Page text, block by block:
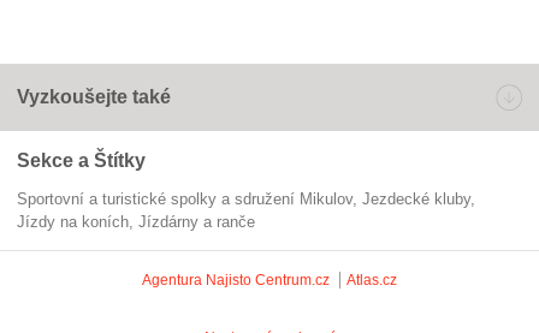
Vyzkoušejte také
Sekce a Štítky
Sportovní a turistické spolky a sdružení Mikulov
jezdecké kluby
jízdy na koních
Jízdárny a ranče
Agentura Najisto Centrum.cz Atlas.cz